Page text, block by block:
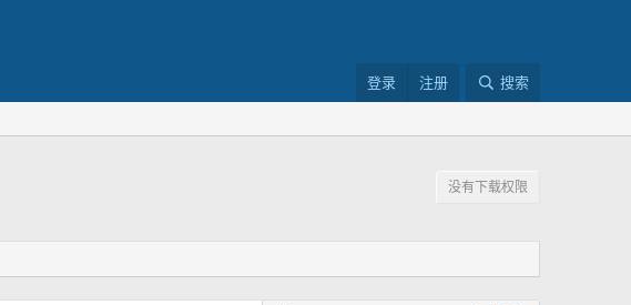
登录 注册 搜索
没有下载权限